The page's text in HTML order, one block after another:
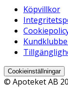
Köpvillkor
Cookieinställningar
© Apoteket AB